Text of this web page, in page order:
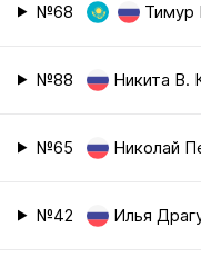
№68 Тимур
№88 Никита В.
№65 Николай
№42 Илья